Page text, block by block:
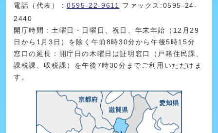
電話（代表）：0595-22-9611
ファックス:0595-24-
2440
開庁時間：土曜日・日曜日、祝日、年末年始（12月29
日から1月3日）を除く午前8時30分から午後5時15分
窓口の延長：開庁日の木曜日は証明窓口（戸籍住民課、
課税課、収税課）を午後7時30分までご利用いただけま
す。